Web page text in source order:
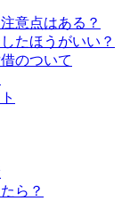
意点はある？
たほうがいい？
のついて
ら？